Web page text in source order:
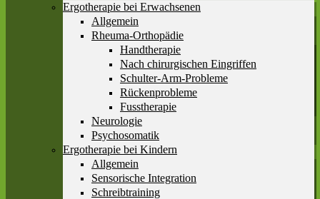
Ergotherapie bei Erwachsenen
Allgemein
Rheuma-Orthopädie
Handtherapie
Nach chirurgischen Eingriffen
Schulter-Arm-Probleme
Rückenprobleme
Fusstherapie
Neurologie
Psychosomatik
Ergotherapie bei Kindern
Allgemein
Sensorische Integration
Schreibtraining